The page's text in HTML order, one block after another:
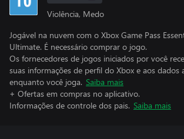
Violência, Medo
Jogável na nuvem com o Xbox Game Pass
Ultimate. É necessário comprar o jogo.
Os fornecedores de jogos iniciados por você
suas informações de perfil do Xbox e aos dados
enquanto você joga. Saiba mais
+ Ofertas em compras no aplicativo.
Informações de controle dos pais. Saiba mais